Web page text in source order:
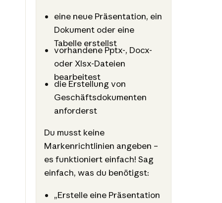
eine neue Präsentation, ein
Dokument oder eine
Tabelle erstellst
vorhandene Pptx-, Docx-
oder Xlsx-Dateien
bearbeitest
die Erstellung von
Geschäftsdokumenten
anforderst
Du musst keine
Markenrichtlinien angeben –
es funktioniert einfach! Sag
einfach, was du benötigst:
„Erstelle eine Präsentation